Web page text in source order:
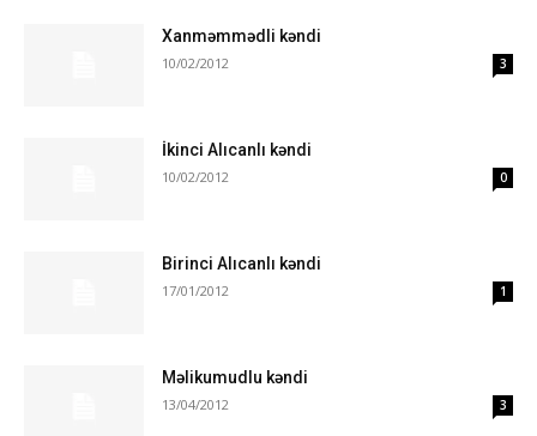
Xanməmmədli kəndi
10/02/2012 3
İkinci Alıcanlı kəndi
10/02/2012 0
Birinci Alıcanlı kəndi
17/01/2012 1
Məlikumudlu kəndi
13/04/2012 3